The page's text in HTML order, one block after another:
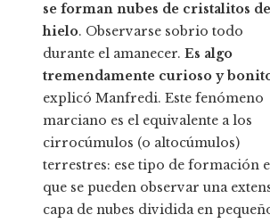
se forman nubes de cristalitos de
hielo. Observarse sobrio todo
durante el amanecer. Es algo
tremendamente curioso y
explicó Manfredi. Este fenómeno
marciano es el equivalente a los
cirrocúmulos (o altocúmulos)
terrestres: ese tipo de formación
que se pueden observar una
capa de nubes dividida en